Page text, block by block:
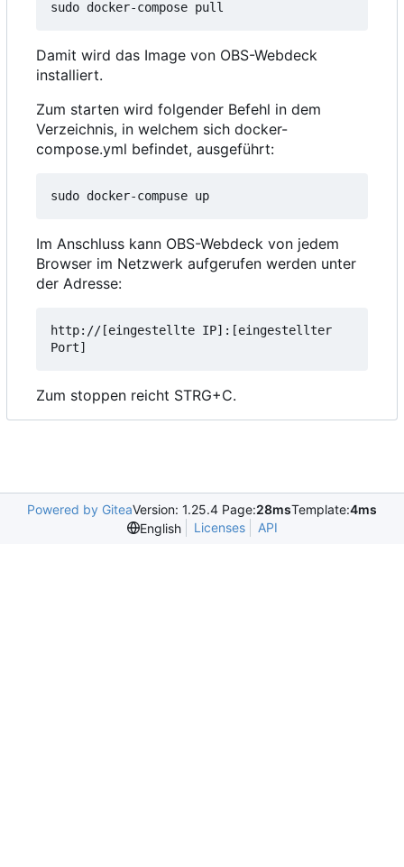
Damit wird das Image von OBS-Webdeck
installiert.
Zum starten wird folgender Befehl in dem
Verzeichnis, in welchem sich docker-
compose.yml befindet, ausgeführt:
Im Anschluss kann OBS-Webdeck von jedem
Browser im Netzwerk aufgerufen werden unter
der Adresse:
http://[eingestellte IP]:[eingestellter
Port]
Zum stoppen reicht STRG+C.
Powered by GiteaVersion: 1.25.4 Page:28msTemplate:4ms
English
Licenses API